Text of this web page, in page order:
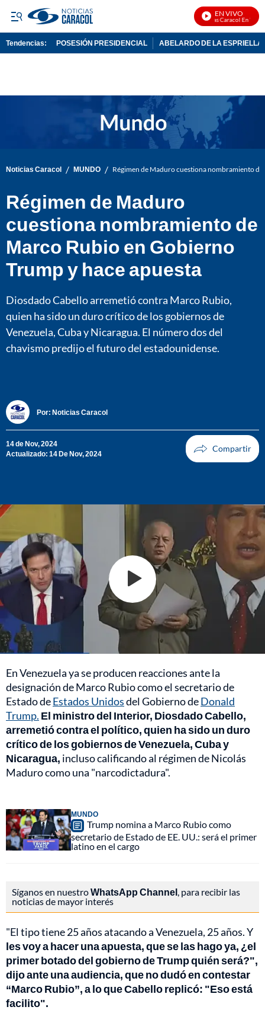
EN VIVO
Noticias Caracol En Vivo
Tendencias: POSESIÓN PRESIDENCIAL ABELARDO DE LA ESPRIELLA
Noticias Caracol / MUNDO / Régimen de Maduro cuestiona nombramiento
Régimen de Maduro
cuestiona nombramiento de
Marco Rubio en Gobierno
Trump y hace apuesta
Diosdado Cabello arremetió contra Marco Rubio,
quien ha sido un duro crítico de los gobiernos de
Venezuela, Cuba y Nicaragua. El número dos del
chavismo predijo el futuro del estadounidense.
Por: Noticias Caracol
14 de Nov, 2024
Actualizado: 14 De Nov, 2024
En Venezuela ya se producen reacciones ante la
designación de Marco Rubio como el secretario de
Estado deEstados Unidosdel Gobierno deDonald
Trump. El ministro del Interior, Diosdado Cabello,
arremetió contra el político, quien ha sido un duro
crítico de los gobiernos de Venezuela, Cuba y
Nicaragua, incluso calificando al régimen de Nicolás
Maduro como una "narcodictadura".
MUNDO
Trump nomina a Marco Rubio como
secretario de Estado de EE. UU.: será el primer
latino en el cargo
Síganos en nuestroWhatsApp Channel , para recibir las
noticias de mayor interés
"El tipo tiene 25 años atacando a Venezuela, 25 años. Y
les voy a hacer una apuesta, que se las hago ya, ¿el
primer botado del gobierno de Trump quién será?",
dijo ante una audiencia, que no dudó en contestar
“Marco Rubio”, a lo que Cabello replicó: "Eso está
facilito".